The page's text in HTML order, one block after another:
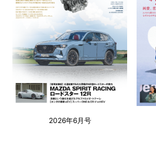
2026年6月号